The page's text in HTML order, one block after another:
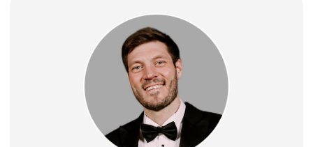
Кому будет
полезен